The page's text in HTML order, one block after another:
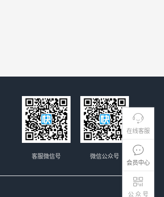
在线客服
会员中心
公 众 号
微信公众号
客服微信号